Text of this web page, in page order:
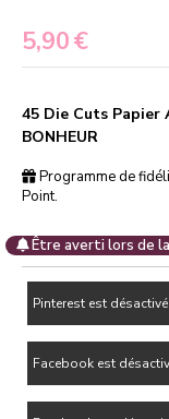
5,90€
45 Die Cuts Papier
BONHEUR
Programme de
Point.
Être averti lors de
Pinterest est désactivé.
Facebook est